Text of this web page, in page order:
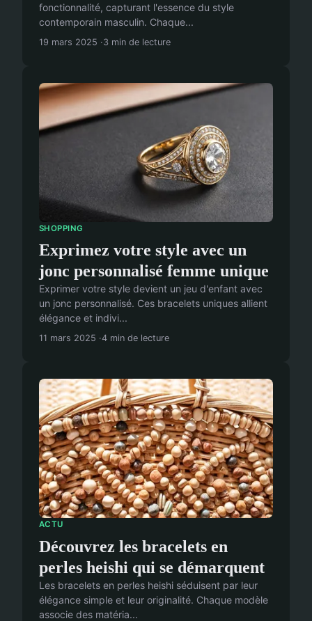
fonctionnalité, capturant l'essence du style
contemporain masculin. Chaque...
19 mars 2025 3 min de lecture
SHOPPING
Exprimez votre style avec un
jonc personnalisé femme unique
Exprimer votre style devient un jeu d'enfant avec
un jonc personnalisé. Ces bracelets uniques allient
élégance et indivi...
11 mars 2025 4 min de lecture
ACTU
Découvrez les bracelets en
perles heishi qui se démarquent
Les bracelets en perles heishi séduisent par leur
élégance simple et leur originalité. Chaque modèle
associe des matéria...